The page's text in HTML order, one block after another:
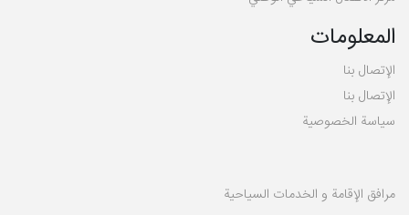
المعلومات
الإتصال بنا
الإتصال بنا
سیاسة الخصوصية
مرافق الإقامة و الخدمات السياحية